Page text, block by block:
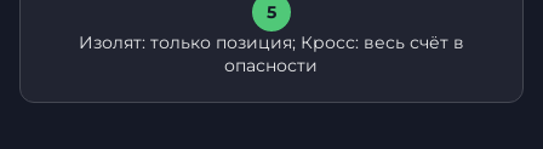
5
Изолят: только позиция; Кросс: весь счёт в
опасности